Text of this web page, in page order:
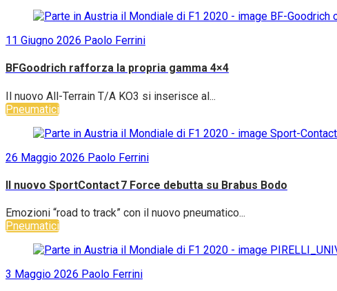
11 Giugno 2026 Paolo Ferrini
BFGoodrich rafforza la propria gamma 4×4
Il nuovo All-Terrain T/A KO3 si inserisce al...
Pneumatici
26 Maggio 2026 Paolo Ferrini
Il nuovo SportContact 7 Force debutta su Brabus Bodo
Emozioni “road to track” con il nuovo pneumatico...
Pneumatici
3 Maggio 2026 Paolo Ferrini